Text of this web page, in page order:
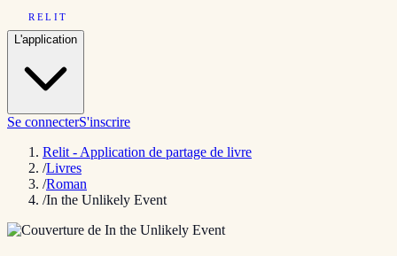
RELIT
L'application
Se connecterS'inscrire
Relit - Application de partage de livre
/Livres
/Roman
/In the Unlikely Event